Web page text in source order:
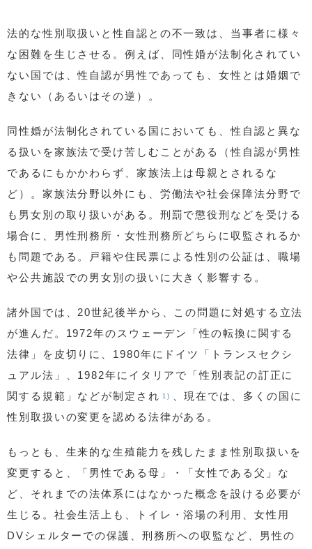
法的な性別取扱いと性自認との不一致は、当事者に様々
な困難を生じさせる。例えば、同性婚が法制化されてい
ない国では、性自認が男性であっても、女性とは婚姻で
きない（あるいはその逆）。
同性婚が法制化されている国においても、性自認と異な
る扱いを家族法で受け苦しむことがある（性自認が男性
であるにもかかわらず、家族法上は母親とされるな
ど）。家族法分野以外にも、労働法や社会保障法分野で
も男女別の取り扱いがある。刑罰で懲役刑などを受ける
場合に、男性刑務所・女性刑務所どちらに収監されるか
も問題である。戸籍や住民票による性別の公証は、職場
や公共施設での男女別の扱いに大きく影響する。
諸外国では、20世紀後半から、この問題に対処する立法
が進んだ。1972年のスウェーデン「性の転換に関する
法律」を皮切りに、1980年にドイツ「トランスセクシ
ュアル法」、1982年にイタリアで「性別表記の訂正に
関する規範」などが制定され 1)
、現在では、多くの国に
性別取扱いの変更を認める法律がある。
もっとも、生来的な生殖能力を残したまま性別取扱いを
変更すると、「男性である母」・「女性である父」な
ど、それまでの法体系にはなかった概念を設ける必要が
生じる。社会生活上も、トイレ・浴場の利用、女性用
DVシェルターでの保護、刑務所への収監など、男性の